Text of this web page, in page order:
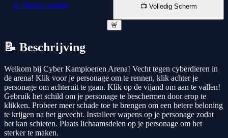
📱 Nieuw venster 📺 Volledig Scherm
🚨
📝 Beschrijving
Welkom bij Cyber Kampioenen Arena! Vecht tegen cyberdieren in
de arena! Klik voor je personage om te rennen, klik achter je
personage om achteruit te gaan. Klik op de vijand om aan te vallen!
Gebruik het schild om je personage te beschermen door erop te
klikken. Probeer meer schade toe te brengen om een betere beloning
te krijgen na het gevecht. Installeer wapens op je personage zodat
het kan schieten. Plaats lichaamsdelen op je personage om het
sterker te maken.